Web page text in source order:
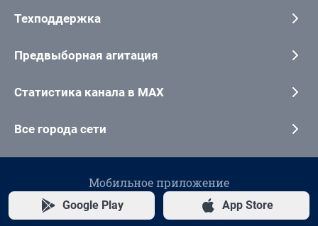
Техподдержка
Предвыборная агитация
Статистика канала в MAX
Все города сети
Мобильное приложение
Google Play App Store